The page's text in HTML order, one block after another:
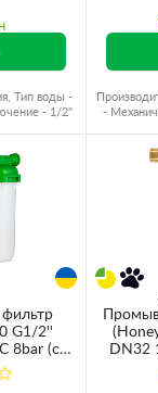
Тип воды -
- 1/2"
-
G1/2''
8bar (с
AS S400)
DN32